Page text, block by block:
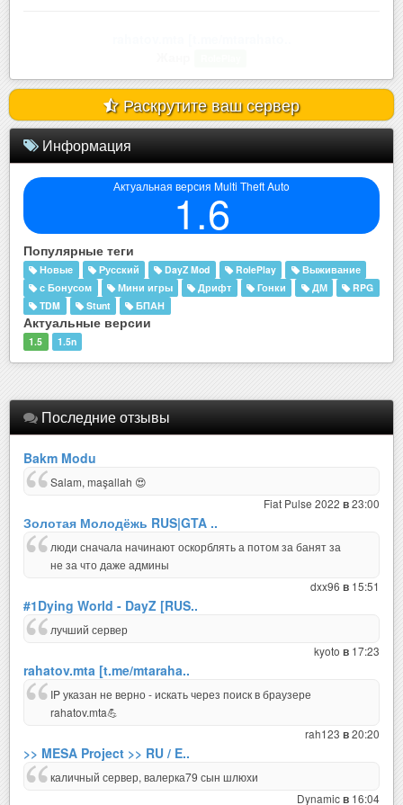
Раскрутите ваш сервер
Информация
Актуальная версия Multi Theft Auto
1.6
Популярные теги
Новые Русский DayZ Mod RolePlay
Выживание
с Бонусом
Мини игры Дрифт Гонки ДМ
RPG
TDM
Stunt БПАН
Актуальные версии
1.5 1.5n
Последние отзывы
Bakm Modu
Salam, maşallah 😍
Fiat Pulse 2022 в23:00
Золотая Молодёжь RUS|GTA ..
люди сначала начинают оскорблять а потом за банят за
не за что даже админы
dxx96 в 15:51
#1Dying World - DayZ [RUS..
лучший сервер
kyoto в 17:23
rahatov.mta [t.me/mtaraha..
IP указан не верно - искать через поиск в браузере
rahatov.mta💪
rah123 в20:20
>> MESA Project >> RU / E..
каличный сервер, валерка79 сын шлюхи
Dynamicв 16:04